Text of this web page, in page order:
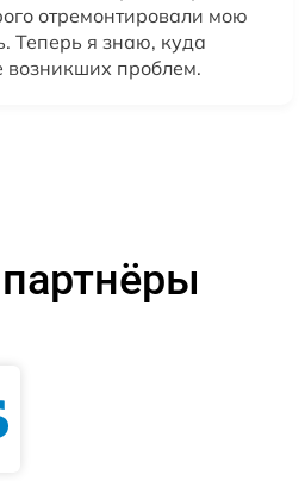
отремонтировали мою
Теперь я знаю, куда
возникших проблем.